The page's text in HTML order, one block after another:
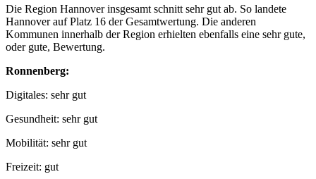
Die Region Hannover insgesamt schnitt sehr gut ab. So landete
Hannover auf Platz 16 der Gesamtwertung. Die anderen
Kommunen innerhalb der Region erhielten ebenfalls eine sehr gute,
oder gute, Bewertung.
Ronnenberg:
Digitales: sehr gut
Gesundheit: sehr gut
Mobilität: sehr gut
Freizeit: gut